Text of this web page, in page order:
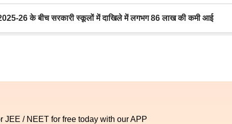
26 के बीच सरकारी स्कूलों में दाखिले में लगभग 86 लाख की कमी आई
JEE / NEET for free today with our APP